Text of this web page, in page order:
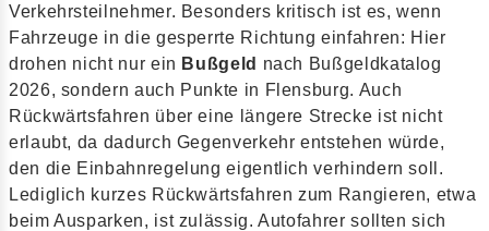
Verkehrsteilnehmer. Besonders kritisch ist es, wenn
Fahrzeuge in die gesperrte Richtung einfahren: Hier
drohen nicht nur ein Bußgeld nach Bußgeldkatalog
2026, sondern auch Punkte in Flensburg. Auch
Rückwärtsfahren über eine längere Strecke ist nicht
erlaubt, da dadurch Gegenverkehr entstehen würde,
den die Einbahnregelung eigentlich verhindern soll.
Lediglich kurzes Rückwärtsfahren zum Rangieren, etwa
beim Ausparken, ist zulässig. Autofahrer sollten sich